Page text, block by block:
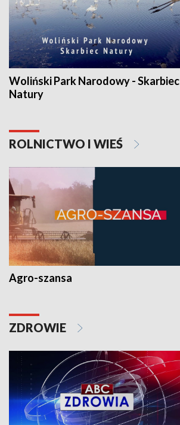
Woliński Park Narodowy - Skarbiec
Natury
ROLNICTWO I WIEŚ
Agro-szansa
ZDROWIE